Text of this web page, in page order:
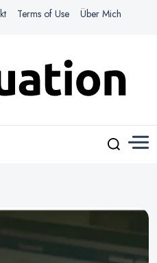
Terms of Use Über Mich